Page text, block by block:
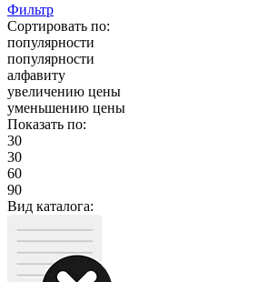
Фильтр
Сортировать по:
популярности
популярности
алфавиту
увеличению цены
уменьшению цены
Показать по:
30
30
60
90
Вид каталога: